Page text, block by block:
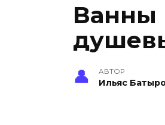
Ванны
АВТОР
Ильяс